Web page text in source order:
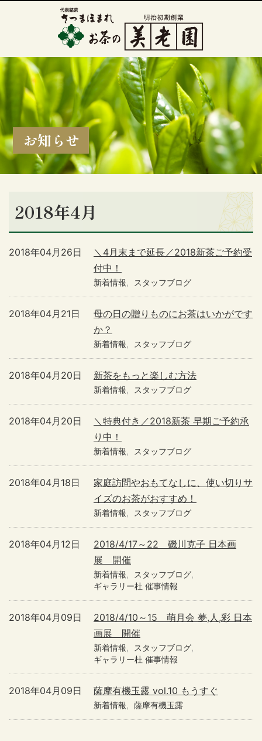
お知らせ
2018年4月
＼4月末まで延長／2018新茶ご予約受
付中！
2018年04月26日
新着情報 スタッフブログ
母の日の贈りものにお茶はいかがです
か？
2018年04月21日
新着情報 スタッフブログ
新茶をもっと楽しむ方法
2018年04月20日
新着情報 スタッフブログ
＼特典付き／2018新茶 早期ご予約承
り中！
2018年04月20日
新着情報 スタッフブログ
家庭訪問やおもてなしに、使い切りサ
イズのお茶がおすすめ！
2018年04月18日
新着情報 スタッフブログ
2018/4/17～22 磯川克子 日本画
展 開催
2018年04月12日
新着情報
スタッフブログ
ギャラリー杜 催事情報
2018/4/10～15 萌月会 夢,人,彩 日本
画展 開催
2018年04月09日
新着情報
スタッフブログ
ギャラリー杜 催事情報
薩摩有機玉露 vol.10 もうすぐ
2018年04月09日
新着情報 薩摩有機玉露